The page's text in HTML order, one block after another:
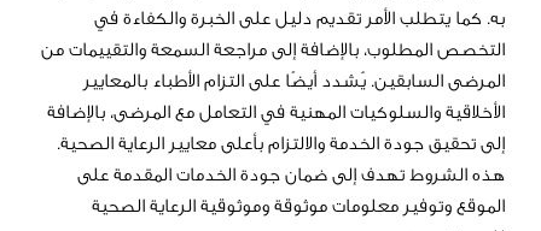
الأمر تقديم دليل على الخبرة والكفاءة في
بالإضافة إلى مراجعة السمعة والتقييمات من
يُشدد أيضًا على التزام الأطباء بالمعايير
المهنية في التعامل مع المرضى، بالإضافة
الخدمة والالتزام بأعلى معايير الرعاية الصحية.
تهدف إلى ضمان جودة الخدمات المقدمة على
معلومات موثوقة وموثوقية الرعاية الصحية